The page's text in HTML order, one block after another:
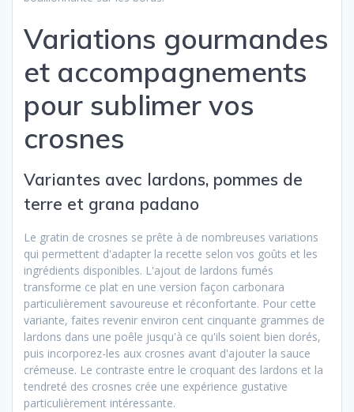
Variations gourmandes
et accompagnements
pour sublimer vos
crosnes
Variantes avec lardons, pommes de
terre et grana padano
Le gratin de crosnes se prête à de nombreuses variations
qui permettent d'adapter la recette selon vos goûts et les
ingrédients disponibles. L'ajout de lardons fumés
transforme ce plat en une version façon carbonara
particulièrement savoureuse et réconfortante. Pour cette
variante, faites revenir environ cent cinquante grammes de
lardons dans une poêle jusqu'à ce qu'ils soient bien dorés,
puis incorporez-les aux crosnes avant d'ajouter la sauce
crémeuse. Le contraste entre le croquant des lardons et la
tendreté des crosnes crée une expérience gustative
particulièrement intéressante.